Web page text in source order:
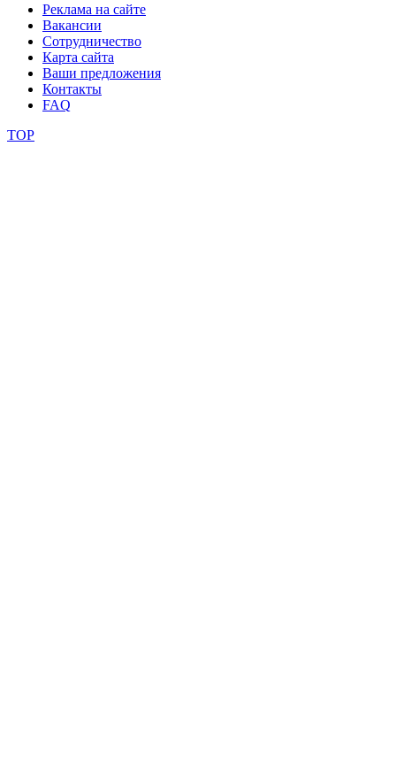
Реклама на сайте
Вакансии
Сотрудничество
Карта сайта
Ваши предложения
Контакты
FAQ
TOP